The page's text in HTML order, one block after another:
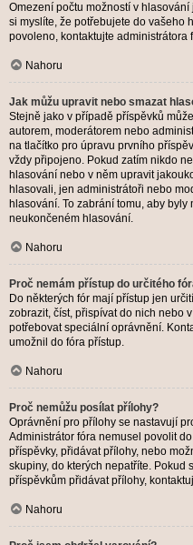
Omezení počtu možností v
si myslíte, že potřebujete do vašeho
povoleno, kontaktujte administrátora
Nahoru
Jak můžu upravit nebo smazat
Stejně jako v případě příspěvků
autorem, moderátorem nebo
na tlačítko pro úpravu prvního
vždy připojeno. Pokud zatím nikdo
hlasování nebo v něm upravit
hlasovali, jen administrátoři nebo
hlasování. To zabrání tomu, aby
neukončeném hlasování.
Nahoru
Proč nemám přístup do určitého
Do některých fór mají přístup jen
zobrazit, číst, přispívat do nich nebo
potřebovat speciální oprávnění.
umožnil do fóra přístup.
Nahoru
Proč nemůžu posílat přílohy?
Oprávnění pro přílohy se nastavují
Administrátor fóra nemusel povolit
příspěvky, přidávat přílohy, nebo
skupiny, do kterých nepatříte. Pokud
příspěvkům přidávat přílohy,
Nahoru